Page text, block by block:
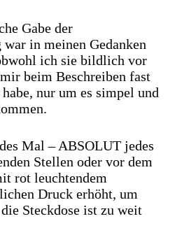
Gabe der
in meinen Gedanken
ich sie bildlich vor
beim Beschreiben fast
nur um es simpel und
Mal – ABSOLUT jedes
Stellen oder vor dem
rot leuchtendem
Druck erhöht, um
Steckdose ist zu weit